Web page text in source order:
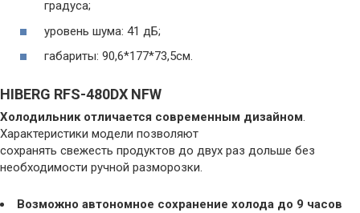
градуса;
уровень шума: 41 дБ;
габариты: 90,6*177*73,5см.
HIBERG RFS-480DX NFW
Холодильник отличается современным дизайном.
Характеристики модели позволяют
сохранять свежесть продуктов до двух раз дольше без
необходимости ручной разморозки.
Возможно автономное сохранение холода до 9 часов